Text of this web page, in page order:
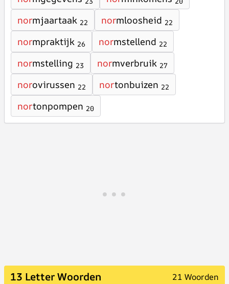
normjaartaak 22 normloosheid 22
normpraktijk 26 normstellend 22
normstelling 23 normverbruik 27
norovirussen 22 nortonbuizen 22
nortonpompen 20
13 Letter Woorden 21 Woorden